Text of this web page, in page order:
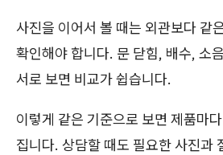
사진을 이어서 볼 때는 외관보다 같
확인해야 합니다. 문 닫힘, 배수, 소
서로 보면 비교가 쉽습니다.
이렇게 같은 기준으로 보면 제품마
집니다. 상담할 때도 필요한 사진과